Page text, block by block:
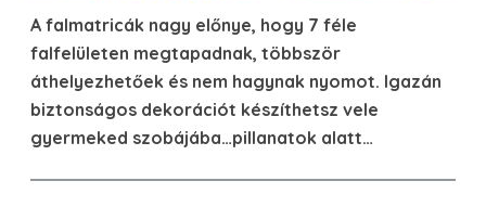
A falmatricák nagy előnye, hogy 7 féle
falfelületen megtapadnak, többször
áthelyezhetőek és nem hagynak nyomot. Igazán
biztonságos dekorációt készíthetsz vele
gyermeked szobájába…pillanatok alatt…